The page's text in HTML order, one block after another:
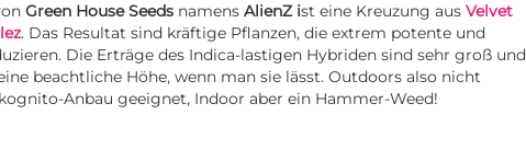
Green House Seeds namens AlienZ ist eine Kreuzung aus Velvet
. Das Resultat sind kräftige Pflanzen, die extrem potente und
Die Erträge des Indica-lastigen Hybriden sind sehr groß und
beachtliche Höhe, wenn man sie lässt. Outdoors also nicht
Anbau geeignet, Indoor aber ein Hammer-Weed!